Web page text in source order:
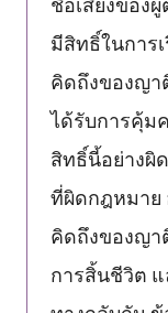
มีสิทธิ์ในการ
คิดถึงของญา
ได้รับการคุ้ม
สิทธิ์นี้อย่างผิ
ที่ผิดกฎหมาย
คิดถึงของญา
การสิ้นชีวิต